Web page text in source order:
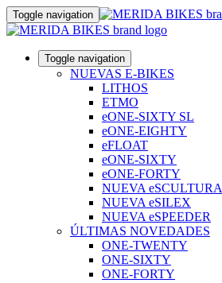
Toggle navigation
Toggle navigation
NUEVAS E-BIKES
LITHOS
ETMO
eONE-SIXTY SL
eONE-EIGHTY
eFLOAT
eONE-SIXTY
eONE-FORTY
NUEVA eSCULTURA
NUEVA eSILEX
NUEVA eSPEEDER
ÚLTIMAS NOVEDADES
ONE-TWENTY
ONE-SIXTY
ONE-FORTY